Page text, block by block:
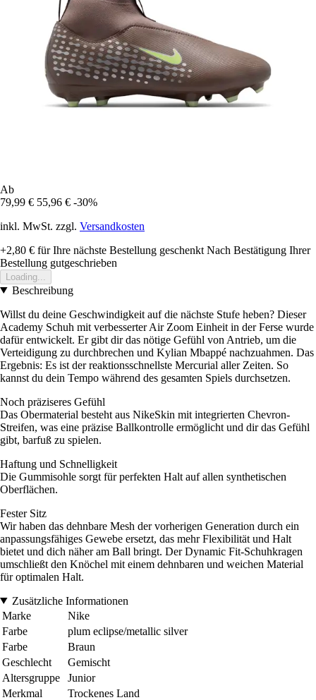
Ab
79,99 € 55,96 € -30%
inkl. MwSt. zzgl. Versandkosten
+2,80 € für Ihre nächste Bestellung geschenkt Nach Bestätigung Ihrer
Bestellung gutgeschrieben
Loading...
Beschreibung
Willst du deine Geschwindigkeit auf die nächste Stufe heben? Dieser
Academy Schuh mit verbesserter Air Zoom Einheit in der Ferse wurde
dafür entwickelt. Er gibt dir das nötige Gefühl von Antrieb, um die
Verteidigung zu durchbrechen und Kylian Mbappé nachzuahmen. Das
Ergebnis: Es ist der reaktionsschnellste Mercurial aller Zeiten. So
kannst du dein Tempo während des gesamten Spiels durchsetzen.
Noch präziseres Gefühl
Das Obermaterial besteht aus NikeSkin mit integrierten Chevron-
Streifen, was eine präzise Ballkontrolle ermöglicht und dir das Gefühl
gibt, barfuß zu spielen.
Haftung und Schnelligkeit
Die Gummisohle sorgt für perfekten Halt auf allen synthetischen
Oberflächen.
Fester Sitz
Wir haben das dehnbare Mesh der vorherigen Generation durch ein
anpassungsfähiges Gewebe ersetzt, das mehr Flexibilität und Halt
bietet und dich näher am Ball bringt. Der Dynamic Fit-Schuhkragen
umschließt den Knöchel mit einem dehnbaren und weichen Material
für optimalen Halt.
Zusätzliche Informationen
Marke
Nike
Farbe
plum eclipse/metallic silver
Farbe
Braun
Geschlecht
Gemischt
Altersgruppe
Junior
Merkmal
Trockenes Land